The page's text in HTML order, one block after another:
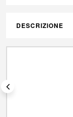
DESCRIZIONE